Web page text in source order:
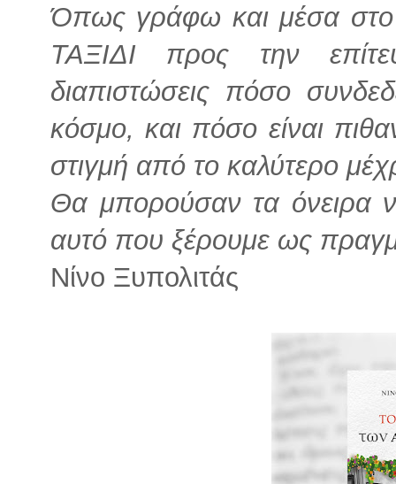
Όπως γράφω και μέσα
ΤΑΞΙΔΙ προς την
διαπιστώσεις πόσο
κόσμο, και πόσο είναι
στιγμή από το καλύτερο
Θα μπορούσαν τα όνειρα
αυτό που ξέρουμε ως
Νίνο Ξυπολιτάς